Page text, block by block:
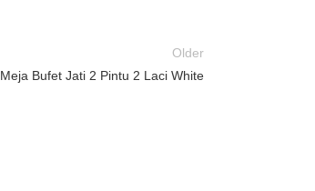
Older
Meja Bufet Jati 2 Pintu 2 Laci White